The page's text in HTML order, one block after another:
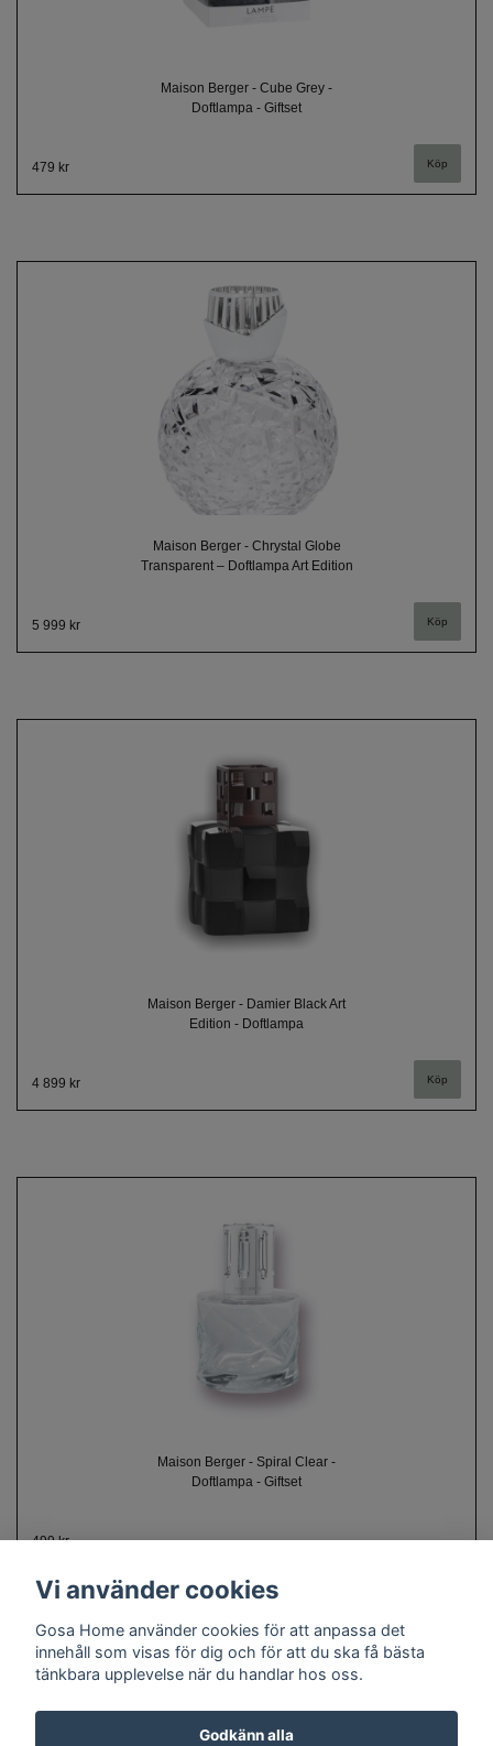
Maison Berger - Cube Grey -
Doftlampa - Giftset
479 kr
Maison Berger - Chrystal Globe
Transparent – Doftlampa Art Edition
5 999 kr
Maison Berger - Damier Black Art
Edition - Doftlampa
4 899 kr
Maison Berger - Spiral Clear -
Doftlampa - Giftset
499 kr
Vi använder cookies
Gosa Home använder cookies för att anpassa det
innehåll som visas för dig och för att du ska få bästa
tänkbara upplevelse när du handlar hos oss.
Godkänn alla